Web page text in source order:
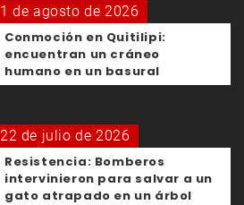
1 de agosto de 2026
Conmoción en Quitilipi:
encuentran un cráneo
humano en un basural
22 de julio de 2026
Resistencia: Bomberos
intervinieron para salvar a un
gato atrapado en un árbol